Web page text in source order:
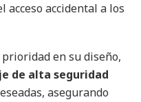
acceso accidental a los
en su diseño,
de alta seguridad
asegurando